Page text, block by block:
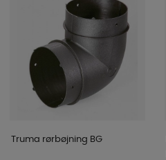
Truma rørbøjning BG